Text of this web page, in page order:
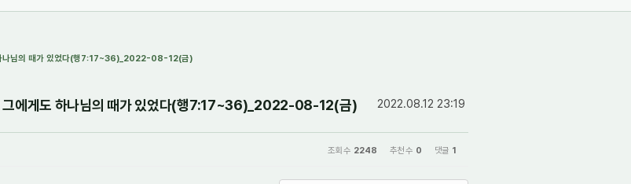
나님의 때가 있었다(행7:17~36)_2022-08-12(금)
2022.08.12 23:19
그에게도 하나님의 때가 있었다(행7:17~36)_2022-08-12(금)
조회 수 2248 추천 수 0 댓글 1